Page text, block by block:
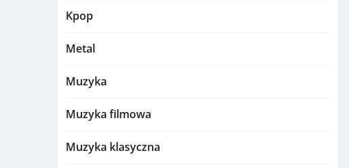
Kpop
Metal
Muzyka
Muzyka filmowa
Muzyka klasyczna